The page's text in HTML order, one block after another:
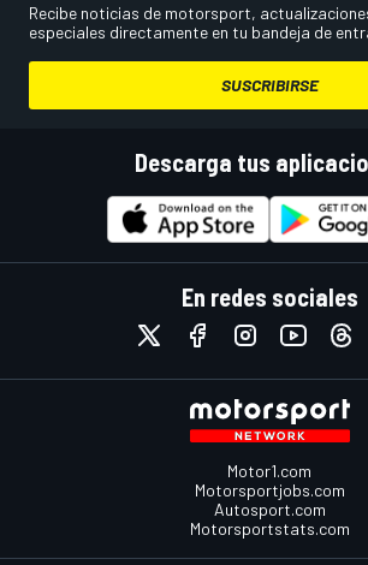
Recibe noticias de motorsport,
especiales directamente en tu bandeja de
SUSCRIBIRSE
Descarga tus
En redes sociales
Motor1.com
Motorsportjobs.com
Autosport.com
Motorsportstats.com